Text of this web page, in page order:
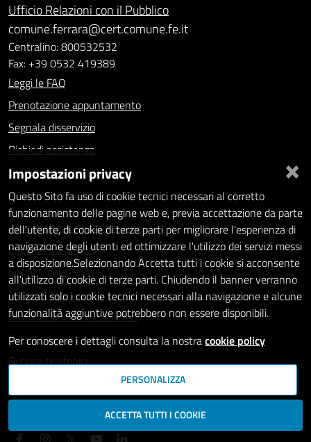
Ufficio Relazioni con il Pubblico
comune.ferrara@cert.comune.fe.it
Centralino: 800532532
Fax: +39 0532 419389
Leggi le FAQ
Prenotazione appuntamento
Segnala disservizio
Richiedi assistenza
Statistiche dei Siti web
Intranet - accesso riservato
Amministrazione trasparente
Informativa privacy
Social Media Policy
Note legali
Dichiarazione di accessibilità
Whistleblowing
Rubrica telefonica
SEGUICI SU
×
Impostazioni privacy
Questo Sito fa uso di cookie tecnici necessari al corretto
funzionamento delle pagine web e, previa accettazione da parte
dell'utente, di cookie di terze parti per migliorare l'esperienza di
navigazione degli utenti ed ottimizzare l'utilizzo dei servizi messi
a disposizione.Selezionando Accetta tutti i cookie si acconsente
all'utilizzo di cookie di terze parti. Chiudendo il banner verranno
utilizzati solo i cookie tecnici necessari alla navigazione e alcune
funzionalità aggiuntive potrebbero non essere disponibili.
Per conoscere i dettagli consulta la nostracookie policy
PERSONALIZZA
ACCETTA TUTTI I COOKIE